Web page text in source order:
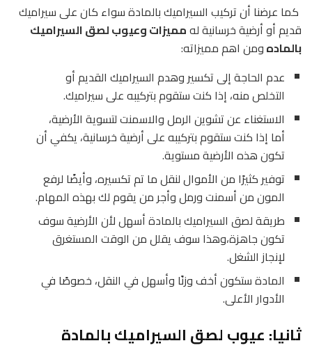
كما عرضنا أن تركيب السيراميك بالمادة سواء كان على سيراميك
قديم أو أرضية خرسانية لهمميزات وعيوب لصق السيراميك
بالمادهومن اهم مميزاته:
عدم الحاجة إلى تكسير وهدم السيراميك القديم أو
التخلص منه، إذا كنت ستقوم بتركيبه على سيراميك.
الاستغناء عن تشوين الرمل والاسمنت لتسوية الأرضية،
أما إذا كنت ستقوم بتركيبه على أرضية خرسانية، يكفي أن
تكون هذه الأرضية مستوية.
توفير كثيرًا من الأموال لنقل ما تم تكسيره، وأيضًا لرفع
المون من أسمنت ورمل وأجر من يقوم لك بهذه المهام.
طريقة لصق السيراميك بالمادة أسهل لأن الأرضية سوف
تكون جاهزة،وهذا سوف يقلل من الوقت المستغرق
لإنجاز الشغل.
المادة ستكون أخف وزنًا وأسهل في النقل، خصوصًا في
الأدوار الأعلى.
ثانيا: عيوب لصق السيراميك بالمادة